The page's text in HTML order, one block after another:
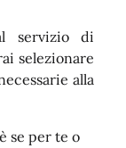
servizio di
selezionare
alla
se per te o